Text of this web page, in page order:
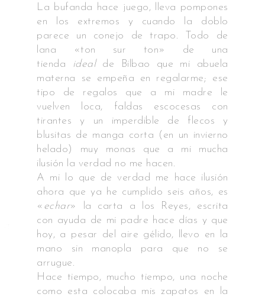
La bufanda hace juego, lleva pompones
en los extremos y cuando la doblo
parece un conejo de trapo. Todo de
lana «ton sur ton» de una
tienda idealde Bilbao que mi abuela
materna se empeña en regalarme; ese
tipo de regalos que a mi madre le
vuelven loca, faldas escocesas con
tirantes y un imperdible de flecos y
blusitas de manga corta (en un invierno
helado) muy monas que a mi mucha
ilusión la verdad no me hacen.
A mi lo que de verdad me hace ilusión
ahora que ya he cumplido seis años, es
« echar» la carta a los Reyes, escrita
con ayuda de mi padre hace días y que
hoy, a pesar del aire gélido, llevo en la
mano sin manopla para que no se
arrugue.
Hace tiempo, mucho tiempo, una noche
como esta colocaba mis zapatos en la